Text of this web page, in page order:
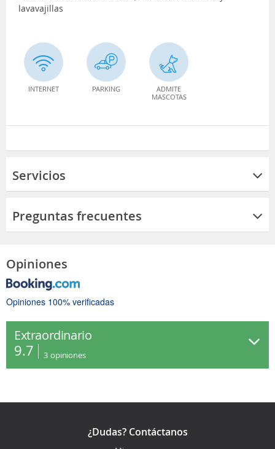
lavavajillas
INTERNET PARKING
ADMITE
MASCOTAS
Servicios
Preguntas frecuentes
Opiniones
Opiniones 100% verificadas
Extraordinario
9.7 3 opiniones
¿Dudas? Contáctanos